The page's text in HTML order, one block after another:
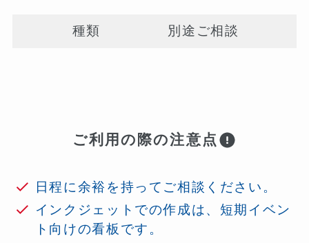
種類 別途ご相談
ご利用の際の注意点
日程に余裕を持ってご相談ください。
インクジェットでの作成は、短期イベン
ト向けの看板です。